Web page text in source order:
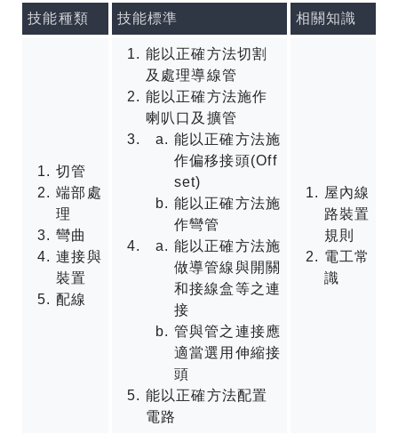
技能種類
技能標準 相關知識
切管
端部處
理
彎曲
連接與
裝置
配線
能以正確方法切割
及處理導線管
能以正確方法施作
喇叭口及擴管
能以正確方法施
作偏移接頭(Off
set)
能以正確方法施
作彎管
能以正確方法施
做導管線與開關
和接線盒等之連
接
管與管之連接應
適當選用伸縮接
頭
能以正確方法配置
電路
屋內線
路裝置
規則
電工常
識